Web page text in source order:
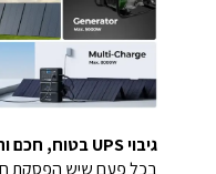
גיבוי UPS בטוח, חכם וחלק